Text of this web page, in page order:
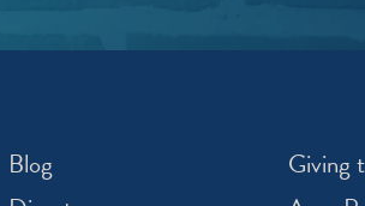
Blog
Giving